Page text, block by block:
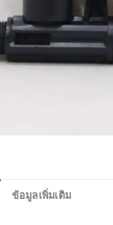
ข้อมูลเพิ่มเติม